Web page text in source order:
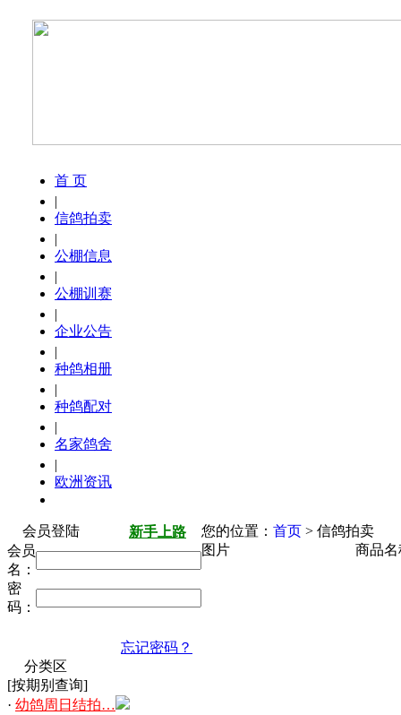
首 页
|
信鸽拍卖
|
公棚信息
|
公棚训赛
|
企业公告
|
种鸽相册
|
种鸽配对
|
名家鸽舍
|
欧洲资讯
会员登陆
新手上路
会员
名：
密
码：
忘记密码？
分类区
[按期别查询]
· 幼鸽周日结拍…
您的位置： 首页 > 信鸽拍卖
图片
商品名